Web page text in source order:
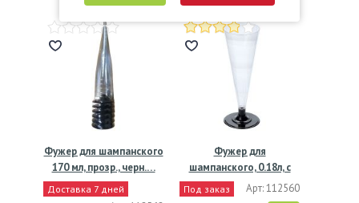
Фужер для шампанского
170 мл, прозр., черн.…
Доставка 7 дней
Фужер для
шампанского, 0.18л, с
черной…
Под заказ Арт: 112560